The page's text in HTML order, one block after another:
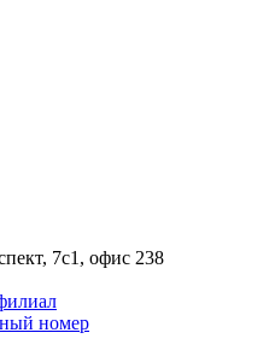
7с1, офис 238
номер